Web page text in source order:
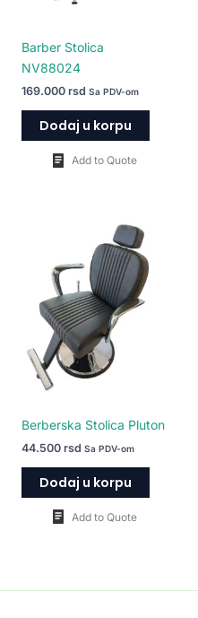
Barber Stolica
NV88024
169.000 rsd Sa PDV-om
Dodaj u korpu
Add to Quote
Berberska Stolica Pluton
44.500 rsd Sa PDV-om
Dodaj u korpu
Add to Quote